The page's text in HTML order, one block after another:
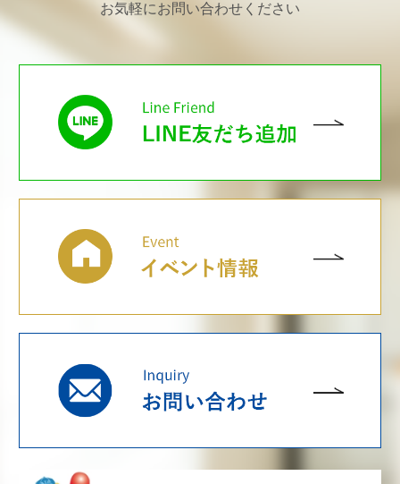
お気軽にお問い合わせください